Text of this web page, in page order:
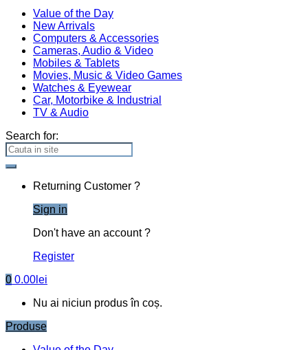
Value of the Day
New Arrivals
Computers & Accessories
Cameras, Audio & Video
Mobiles & Tablets
Movies, Music & Video Games
Watches & Eyewear
Car, Motorbike & Industrial
TV & Audio
Search for:
Returning Customer ?
Sign in
Don't have an account ?
Register
0 0.00 lei
Nu ai niciun produs în coș.
Produse